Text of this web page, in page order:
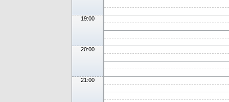
19:00
20:00
21:00